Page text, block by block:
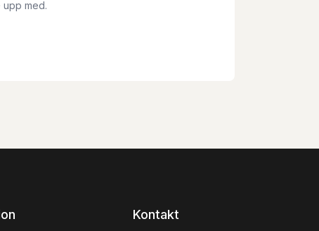
med.
Kontakt